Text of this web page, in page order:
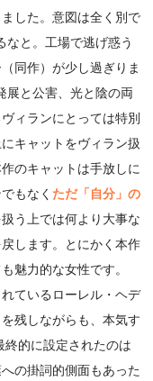
した。意図は全く別で
なと。工場で逃げ惑う
同作）が少し過ぎりま
展と公害、光と陰の両
ィランにとっては特別
キャットをヴィラン扱
のキャットは手放しに
もなく ただ「自分」の
う上では何より大事な
します。とにかく本作
魅力的な女性です。
ているローレル・ヘデ
残しながらも、本気す
終的に設定されたのは
への掛詞的側面もあった